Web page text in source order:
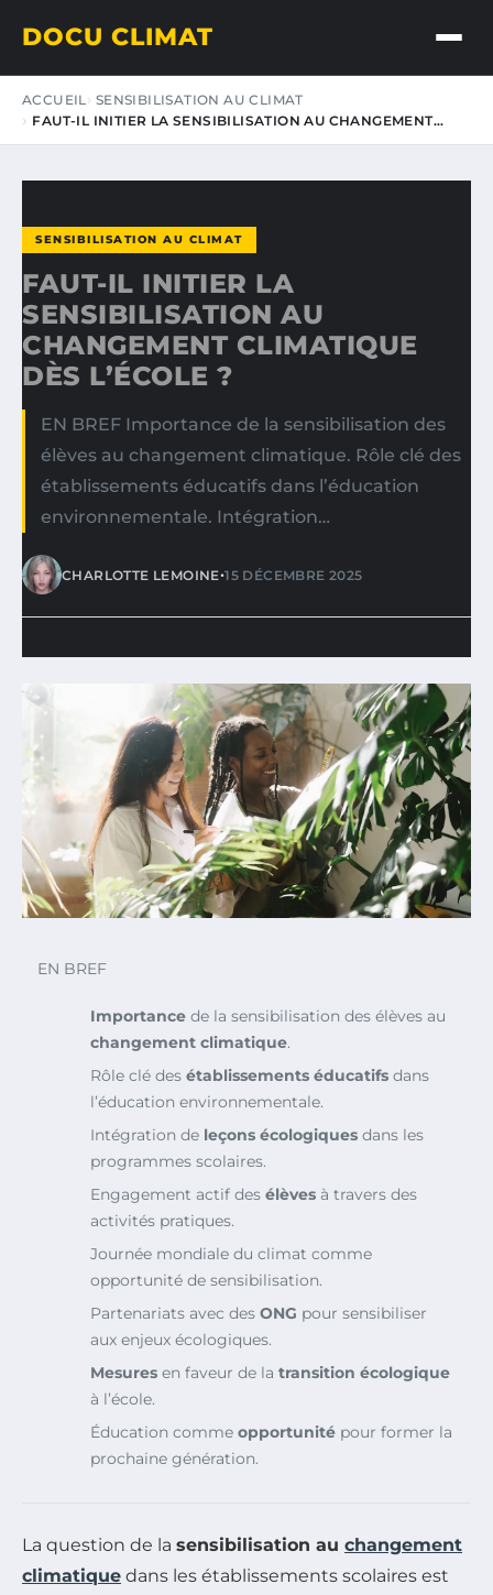
DOCU CLIMAT
ACCUEIL SENSIBILISATION AU CLIMAT
FAUT-IL INITIER LA SENSIBILISATION AU CHANGEMENT…
SENSIBILISATION AU CLIMAT
FAUT-IL INITIER LA
SENSIBILISATION AU
CHANGEMENT CLIMATIQUE
DÈS L’ÉCOLE ?
EN BREF Importance de la sensibilisation des
élèves au changement climatique. Rôle clé des
établissements éducatifs dans l’éducation
environnementale. Intégration…
CHARLOTTE LEMOINE•15 DÉCEMBRE 2025
EN BREF
Importance de la sensibilisation des élèves au
changement climatique.
Rôle clé des établissements éducatifs dans
l’éducation environnementale.
Intégration de leçons écologiques dans les
programmes scolaires.
Engagement actif des élèves à travers des
activités pratiques.
Journée mondiale du climat comme
opportunité de sensibilisation.
Partenariats avec des ONG pour sensibiliser
aux enjeux écologiques.
Mesures en faveur de la transition écologique
à l’école.
Éducation comme opportunité pour former la
prochaine génération.
La question de la sensibilisation au changement
climatique dans les établissements scolaires est